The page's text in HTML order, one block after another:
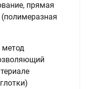
прямая
метод